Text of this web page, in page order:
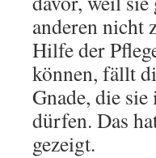
anderen nicht
Hilfe der
können, fällt
Gnade, die
dürfen. Das
gezeigt.